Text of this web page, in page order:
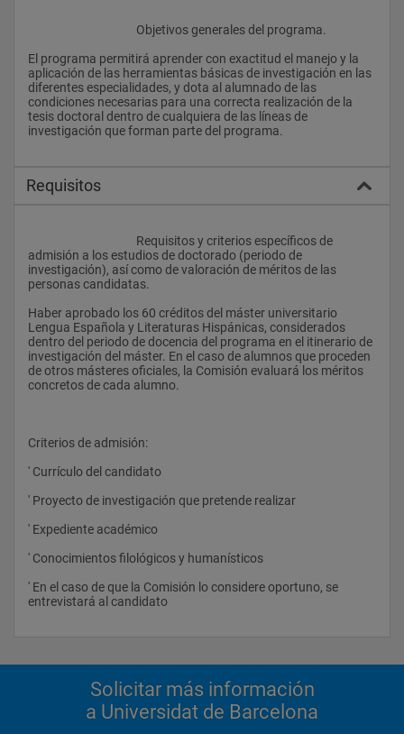
					Objetivos generales del programa.
El programa permitirá aprender con exactitud el manejo y la
aplicación de las herramientas básicas de investigación en las
diferentes especialidades, y dota al alumnado de las
condiciones necesarias para una correcta realización de la
tesis doctoral dentro de cualquiera de las líneas de
investigación que forman parte del programa.
Requisitos
admisión a los estudios de doctorado (periodo de
investigación), así como de valoración de méritos de las
personas candidatas.
Haber aprobado los 60 créditos del máster universitario
Lengua Española y Literaturas Hispánicas, considerados
dentro del periodo de docencia del programa en el itinerario de
investigación del máster. En el caso de alumnos que proceden
de otros másteres oficiales, la Comisión evaluará los méritos
concretos de cada alumno.
Criterios de admisión:
' Currículo del candidato
' Proyecto de investigación que pretende realizar
' Expediente académico
' Conocimientos filológicos y humanísticos
' En el caso de que la Comisión lo considere oportuno, se
entrevistará al candidato
Solicitar más información
a Universidat de Barcelona